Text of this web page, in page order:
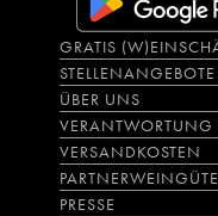
GRATIS
STELLENANGEBOTE
ÜBER UNS
VERSANDKOSTEN
PRESSE